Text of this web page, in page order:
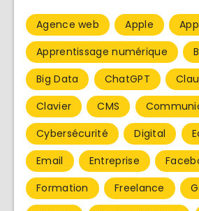
Agence web Apple
Apprentissage numérique
Big Data
ChatGPT
Clavier
CMS
Cybersécurité
Digital
Email
Entreprise
Formation
Freelance